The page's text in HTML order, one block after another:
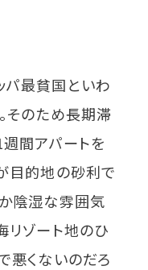
パ最貧国といわ
そのため長期滞
間アパートを
目的地の砂利で
陰湿な雰囲気
リゾート地のひ
悪くないのだろ